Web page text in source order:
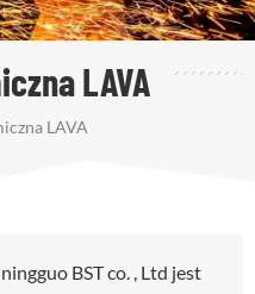
LAVA
LAVA
BST co. , Ltd jest